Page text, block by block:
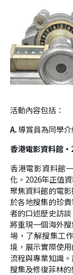
活動內容包括：
A.導賞員為同學
香港電影資料館‧
香港電影資料館
化。 2026年正值
聚焦資料館的電
於各地搜集的珍
者的口述歷史訪
將重現一個海外
場，了解搜集工
境，展示實際使
流程與專業知識
搜集及修復菲林的